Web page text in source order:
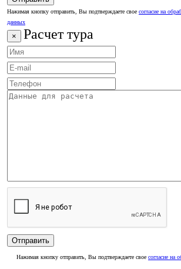
Нажимая кнопку отправить, Вы подтверждаете свое согласие на
данных
× Расчет тура
Нажимая кнопку отправить, Вы подтверждаете свое согласие на